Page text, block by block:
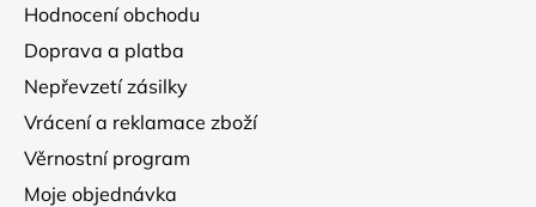
Hodnocení obchodu
Doprava a platba
Nepřevzetí zásilky
Vrácení a reklamace zboží
Věrnostní program
Moje objednávka